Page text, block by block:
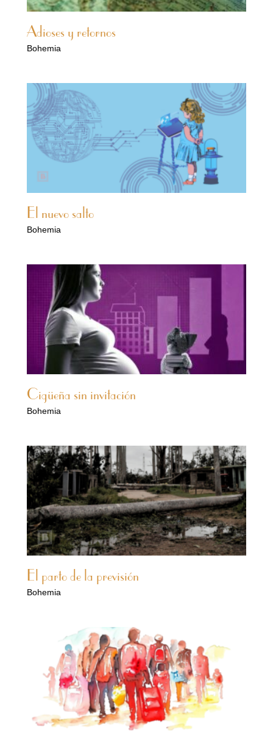
Adioses y retornos
Bohemia
El nuevo salto
Bohemia
Cigüeña sin invitación
Bohemia
El parto de la previsión
Bohemia